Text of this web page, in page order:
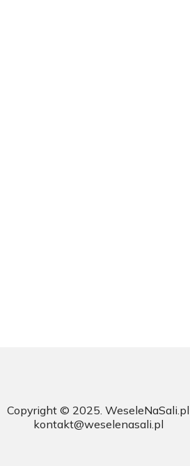
Copyright © 2025. WeseleNaSali.pl
kontakt@weselenasali.pl